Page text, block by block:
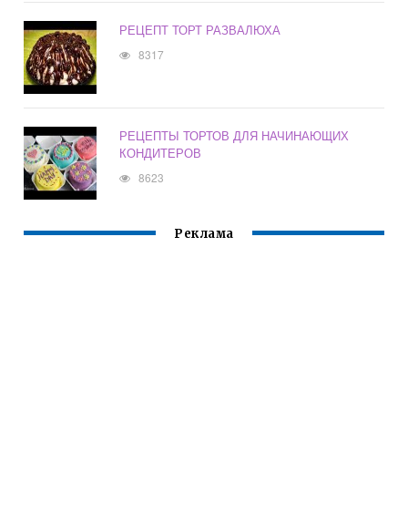
РЕЦЕПТ ТОРТ РАЗВАЛЮХА
8317
РЕЦЕПТЫ ТОРТОВ ДЛЯ НАЧИНАЮЩИХ
КОНДИТЕРОВ
8623
Реклама